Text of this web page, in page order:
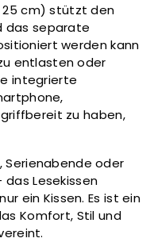
25 cm) stützt den
das separate
werden kann
entlasten oder
integrierte
zu haben,
Serienabende oder
Lesekissen
ein Kissen. Es ist ein
Komfort, Stil und